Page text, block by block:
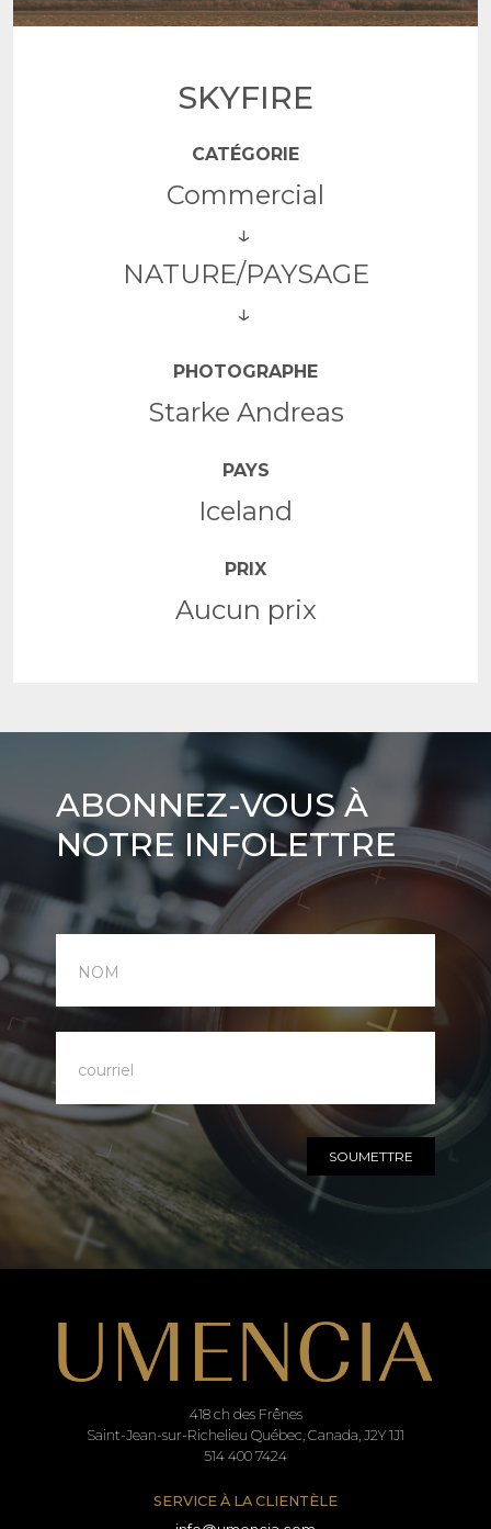
SKYFIRE
CATÉGORIE
Commercial
NATURE/PAYSAGE
PHOTOGRAPHE
Starke Andreas
PAYS
Iceland
PRIX
Aucun prix
Abonnez-
vous
à
notre
infolettre
ABONNEZ-VOUS À
NOTRE INFOLETTRE
SOUMETTRE
418 ch des Frênes
Saint-Jean-sur-Richelieu Québec, Canada, J2Y 1J1
514 400 7424
SERVICE À LA CLIENTÈLE